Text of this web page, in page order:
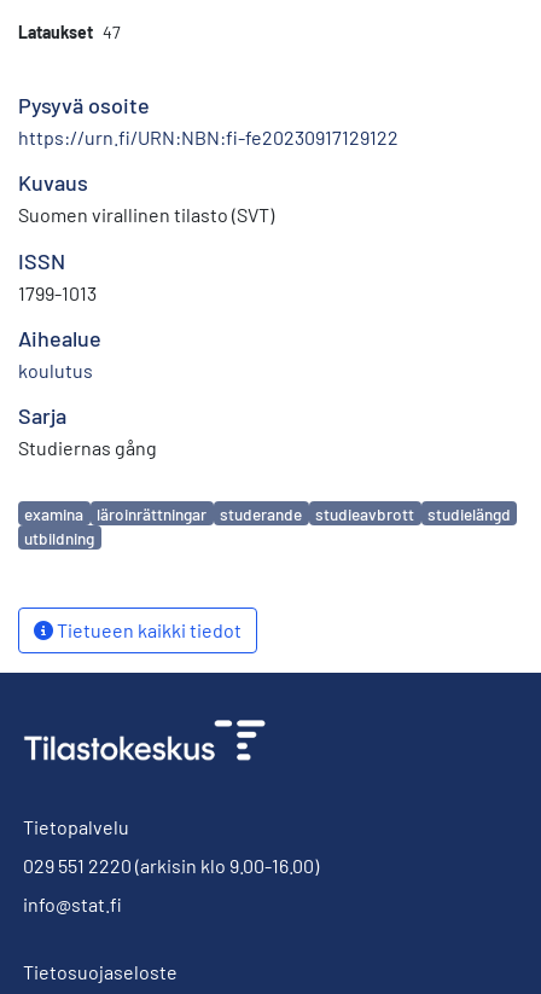
Lataukset 47
Pysyvä osoite
https://urn.fi/URN:NBN:fi-fe20230917129122
Kuvaus
Suomen virallinen tilasto (SVT)
ISSN
1799-1013
Aihealue
koulutus
Sarja
Studiernas gång
Avainsanat
examina läroinrättningar studerande studieavbrott
studielängd
utbildning
Tietueen kaikki tiedot
Tietopalvelu
029 551 2220 (arkisin klo 9.00-16.00)
info@stat.fi
Tietosuojaseloste